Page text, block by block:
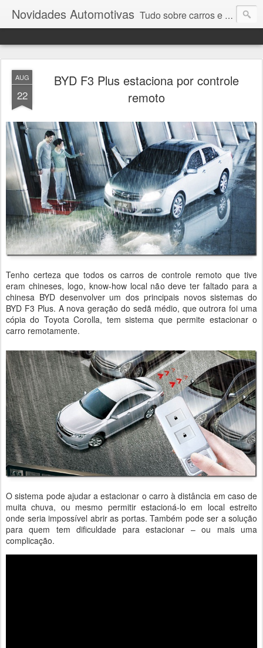
Novidades Automotivas Tudo sobre carros e motores
AUG
22
BYD F3 Plus estaciona por controle
remoto
Tenho certeza que todos os carros de controle remoto que tive
eram chineses, logo, know-how local não deve ter faltado para a
chinesa BYD desenvolver um dos principais novos sistemas do
BYD F3 Plus. A nova geração do sedã médio, que outrora foi uma
cópia do Toyota Corolla, tem sistema que permite estacionar o
carro remotamente.
O sistema pode ajudar a estacionar o carro à distância em caso de
muita chuva, ou mesmo permitir estacioná-lo em local estreito
onde seria impossível abrir as portas. Também pode ser a solução
para quem tem dificuldade para estacionar – ou mais uma
complicação.